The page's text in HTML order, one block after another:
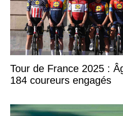
Tour de France 2025 :
184 coureurs engagés